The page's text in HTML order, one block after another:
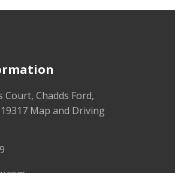
Court, Chadds Ford,
Map and Driving